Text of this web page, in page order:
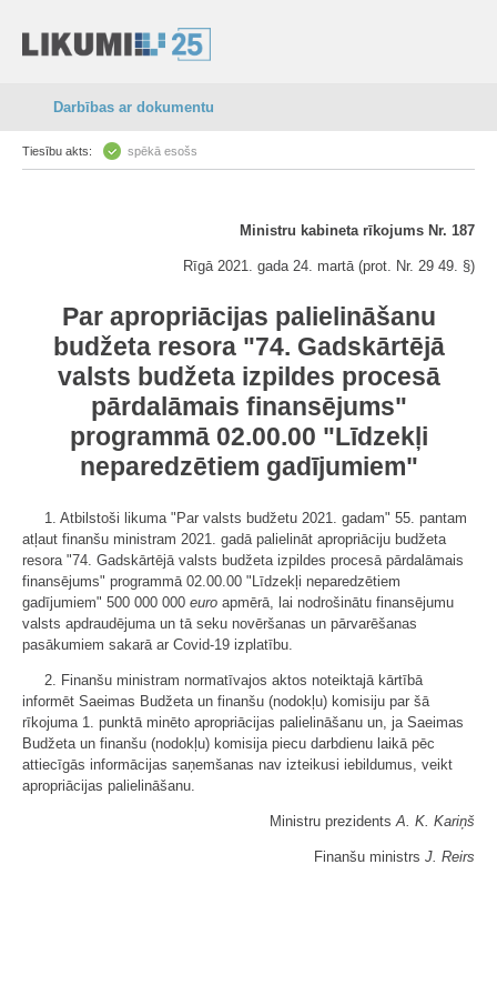
Darbības ar dokumentu
Tiesību akts: spēkā esošs
Ministru kabineta rīkojums Nr. 187
Rīgā 2021. gada 24. martā (prot. Nr. 29 49. §)
Par apropriācijas palielināšanu
budžeta resora "74. Gadskārtējā
valsts budžeta izpildes procesā
pārdalāmais finansējums"
programmā 02.00.00 "Līdzekļi
neparedzētiem gadījumiem"
1. Atbilstoši likuma "Par valsts budžetu 2021. gadam" 55. pantam
atļaut finanšu ministram 2021. gadā palielināt apropriāciju budžeta
resora "74. Gadskārtējā valsts budžeta izpildes procesā pārdalāmais
finansējums" programmā 02.00.00 "Līdzekļi neparedzētiem
gadījumiem" 500 000 000 euro apmērā, lai nodrošinātu finansējumu
valsts apdraudējuma un tā seku novēršanas un pārvarēšanas
pasākumiem sakarā ar Covid-19 izplatību.
2. Finanšu ministram normatīvajos aktos noteiktajā kārtībā
informēt Saeimas Budžeta un finanšu (nodokļu) komisiju par šā
rīkojuma 1. punktā minēto apropriācijas palielināšanu un, ja Saeimas
Budžeta un finanšu (nodokļu) komisija piecu darbdienu laikā pēc
attiecīgās informācijas saņemšanas nav izteikusi iebildumus, veikt
apropriācijas palielināšanu.
Ministru prezidentsA. K. Kariņš
Finanšu ministrs J. Reirs